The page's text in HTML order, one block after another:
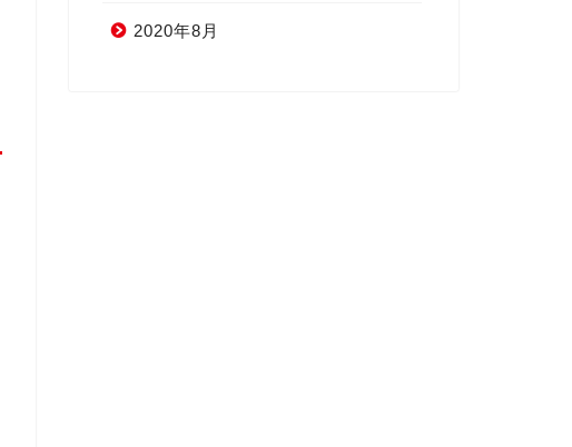
2020年8月